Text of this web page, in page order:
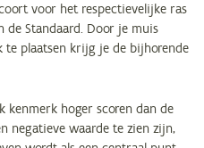
voor het respectievelijke ras
de Standaard. Door je muis
plaatsen krijg je de bijhorende
kenmerk hoger scoren dan de
negatieve waarde te zien zijn,